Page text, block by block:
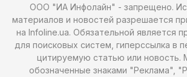
ООО "ИА Инфолайн" - запрещено.
материалов и новостей разрешается
на Infoline.ua. Обязательной является
для поисковых систем, гиперссылка в
цитируемую статью или новость.
обозначенные знаками "Реклама",